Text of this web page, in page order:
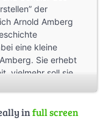
der
Arnold Amberg
eine kleine
Sie erhebt
vielmehr soll sie
weitergeben.
infull screen